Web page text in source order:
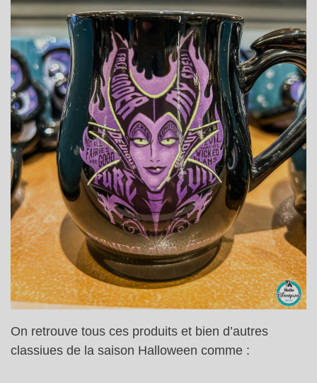
On retrouve tous ces produits et bien d’autres
classiues de la saison Halloween comme :